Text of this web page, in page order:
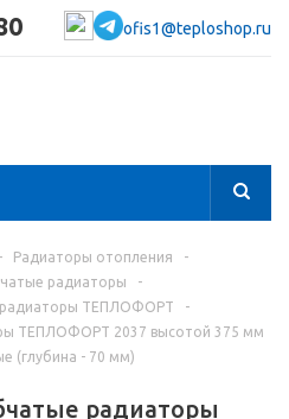
ofis1@teploshop.ru
- Радиаторы отопления
-
радиаторы
-
радиаторы ТЕПЛОФОРТ
-
ТЕПЛОФОРТ 2037 высотой 375 мм
(глубина - 70 мм)
радиаторы